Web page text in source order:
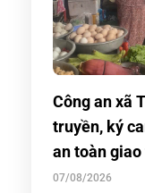
Công an xã
truyền, ký
an toàn
07/08/2026